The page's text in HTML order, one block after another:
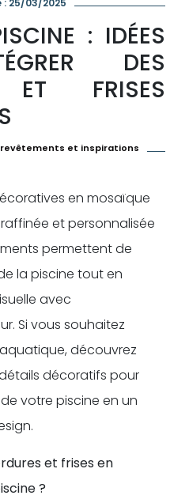
: 25/03/2025
: IDÉES
DES
ET FRISES
revêtements et inspirations
en mosaïque
et personnalisée
permettent de
la piscine tout en
avec
Si vous souhaitez
découvrez
décoratifs pour
votre piscine en un
et frises en
?